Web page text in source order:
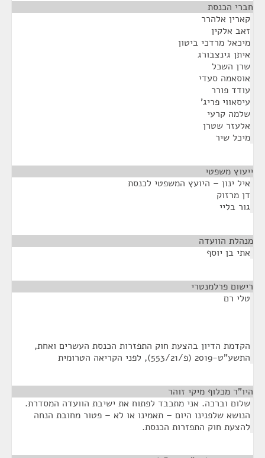
חברי הכנסת
קארין אלהרר
זאב אלקין
מיכאל מרדכי ביטון
איתן גינצבורג
שרן השכל
אוסאמה סעדי
עודד פורר
עיסאווי פריג'
שלמה קרעי
אלעזר שטרן
מיכל שיר
ייעוץ משפטי
איל ינון – היועץ המשפטי לכנסת
דן מרזוק
גור בליי
מנהלת הוועדה
אתי בן יוסף
רישום פרלמנטרי
טלי רם
הקדמת הדיון בהצעת חוק התפזרות הכנסת העשרים ואחת,
התשע"ט-2019 (פ/553/21), לפני הקריאה הטרומית
היו"ר מכלוף מיקי זוהר
שלום וברכה. אני מתכבד לפתוח את ישיבת הוועדה המסדרת.
הנושא שלפנינו היום – תאמינו או לא – פטור מחובת הנחה
להצעת חוק התפזרות הכנסת.